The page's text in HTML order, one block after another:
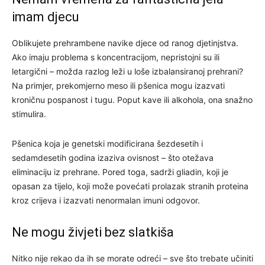
imam djecu
Oblikujete prehrambene navike djece od ranog djetinjstva.
Ako imaju problema s koncentracijom, nepristojni su ili
letargični – možda razlog leži u loše izbalansiranoj prehrani?
Na primjer, prekomjerno meso ili pšenica mogu izazvati
kroničnu pospanost i tugu. Poput kave ili alkohola, ona snažno
stimulira.
Pšenica koja je genetski modificirana šezdesetih i
sedamdesetih godina izaziva ovisnost – što otežava
eliminaciju iz prehrane. Pored toga, sadrži gliadin, koji je
opasan za tijelo, koji može povećati prolazak stranih proteina
kroz crijeva i izazvati nenormalan imuni odgovor.
Ne mogu živjeti bez slatkiša
Nitko nije rekao da ih se morate odreći – sve što trebate učiniti